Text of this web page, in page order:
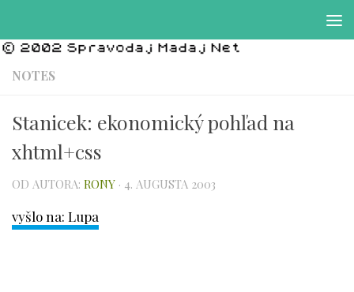
NOTES
Stanicek: ekonomický pohľad na
xhtml+css
OD AUTORA: RONY · 4. AUGUSTA 2003
vyšlo na: Lupa